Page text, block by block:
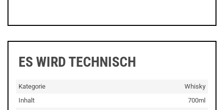
ES WIRD TECHNISCH
Kategorie
Whisky
Inhalt
700ml